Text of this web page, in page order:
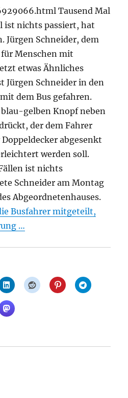
Tausend Mal
ist nichts passiert, hat
Jürgen Schneider, dem
Menschen mit
etwas Ähnliches
Jürgen Schneider in den
dem Bus gefahren.
blau-gelben Knopf neben
der dem Fahrer
abgesenkt
werden soll.
ist nichts
Schneider am Montag
Abgeordnetenhauses.
Busfahrer mitgeteilt,
…